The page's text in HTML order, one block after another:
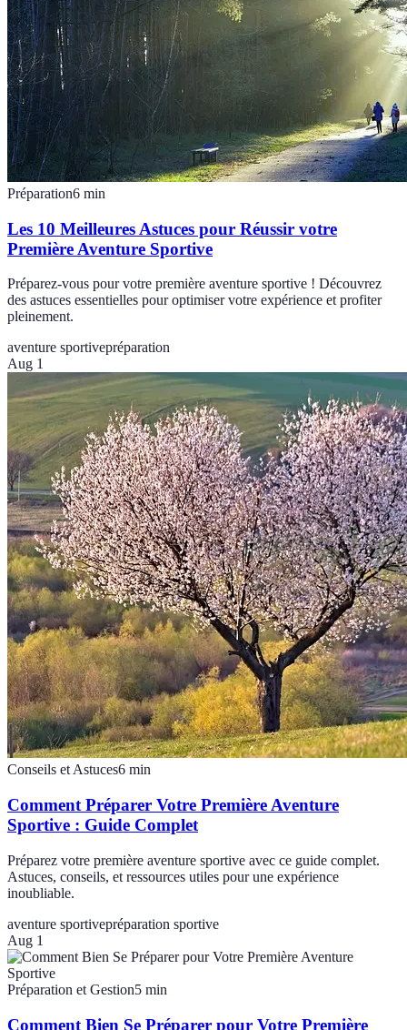
Préparation6 min
Les 10 Meilleures Astuces pour Réussir votre
Première Aventure Sportive
Préparez-vous pour votre première aventure sportive ! Découvrez
des astuces essentielles pour optimiser votre expérience et profiter
pleinement.
aventure sportivepréparation
Aug 1
Conseils et Astuces6 min
Comment Préparer Votre Première Aventure
Sportive : Guide Complet
Préparez votre première aventure sportive avec ce guide complet.
Astuces, conseils, et ressources utiles pour une expérience
inoubliable.
aventure sportivepréparation sportive
Aug 1
Préparation et Gestion5 min
Comment Bien Se Préparer pour Votre Première